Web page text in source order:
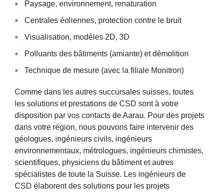
Paysage, environnement, renaturation
Centrales éoliennes, protection contre le bruit
Visualisation, modèles 2D, 3D
Polluants des bâtiments (amiante) et démolition
Technique de mesure (avec la filiale Monitron)
Comme dans les autres succursales suisses, toutes
les solutions et prestations de CSD sont à votre
disposition par vos contacts de Aarau. Pour des projets
dans votre région, nous pouvons faire intervenir des
géologues, ingénieurs civils, ingénieurs
environnementaux, métrologues, ingénieurs chimistes,
scientifiques, physiciens du bâtiment et autres
spécialistes de toute la Suisse. Les ingénieurs de
CSD élaborent des solutions pour les projets